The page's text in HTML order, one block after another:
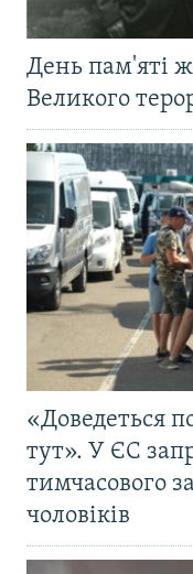
День пам'яті
Великого
«Доведеться
тут». У ЄС
тимчасового
чоловіків